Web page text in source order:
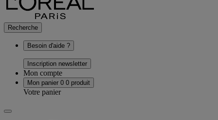
Recherche
Besoin d'aide ?
Inscription newsletter
Mon compte
Mon panier 0 0 produit
Votre panier